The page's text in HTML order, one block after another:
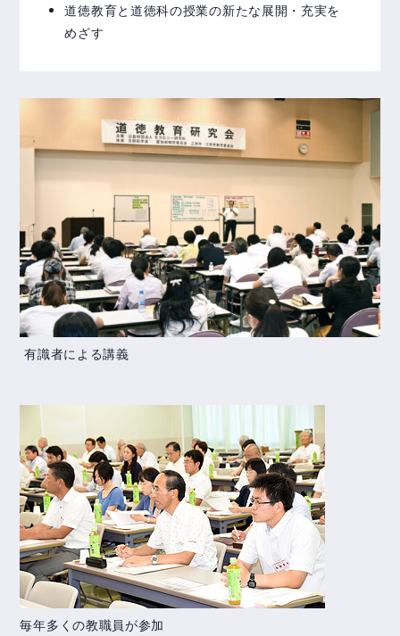
道徳教育と道徳科の授業の新たな展開・充実を
めざす
有識者による講義
毎年多くの教職員が参加